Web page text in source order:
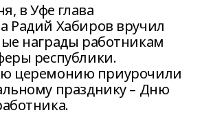
в Уфе глава
Радий Хабиров вручил
награды работникам
республики.
церемонию приурочили
празднику – Дню